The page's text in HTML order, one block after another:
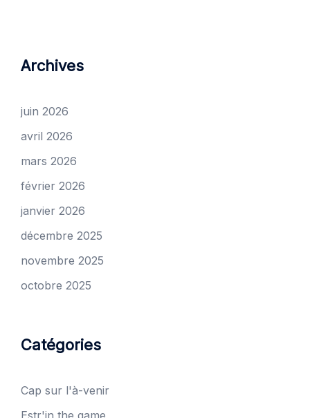
Archives
juin 2026
avril 2026
mars 2026
février 2026
janvier 2026
décembre 2025
novembre 2025
octobre 2025
Catégories
Cap sur l'à-venir